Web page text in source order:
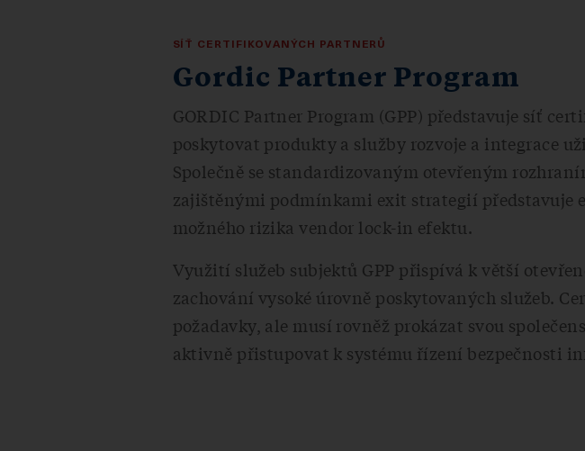
SÍŤ CERTIFIKOVANÝCH PARTNERŮ
Gordic Partner Program
GORDIC Partner Program (GPP) představuje síť
poskytovat produkty a služby rozvoje a integrace
Společně se standardizovaným otevřeným
zajištěnými podmínkami exit strategií představuje
možného rizika vendor lock-in efektu.
Využití služeb subjektů GPP přispívá k větší
zachování vysoké úrovně poskytovaných služeb.
požadavky, ale musí rovněž prokázat svou
aktivně přistupovat k systému řízení bezpečnosti